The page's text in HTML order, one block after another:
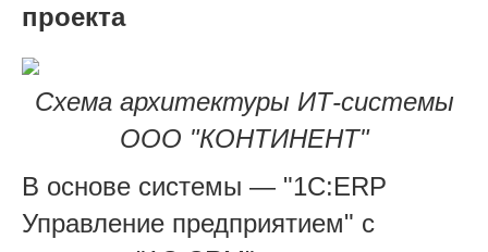
проекта
Схема архитектуры ИТ-системы
ООО "КОНТИНЕНТ"
В основе системы — "1С:ERP
Управление предприятием" с